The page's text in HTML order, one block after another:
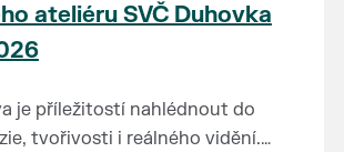
ateliéru SVČ Duhovka
je příležitostí nahlédnout do
tvořivosti i reálného vidění.